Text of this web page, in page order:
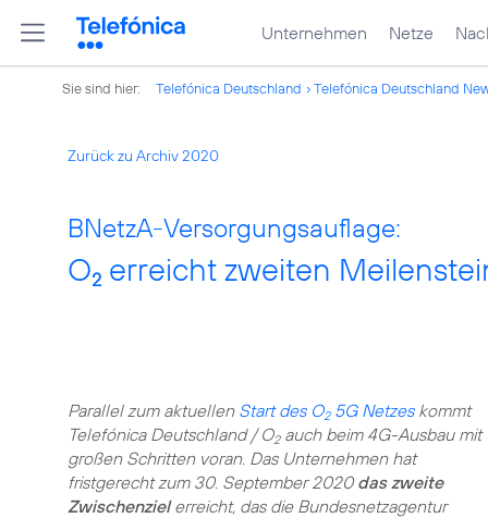
Unternehmen Netze
Sie sind hier: Telefónica Deutschland Telefónica Deutschland
Zurück zu Archiv 2020
BNetzA-Versorgungsauflage:
O2 erreicht zweiten
Parallel zum aktuellen Start des O25G Netzeskommt
Telefónica Deutschland / O2auch beim 4G-Ausbau mit
großen Schritten voran. Das Unternehmen hat
fristgerecht zum 30. September 2020 das zweite
Zwischenzielerreicht, das die Bundesnetzagentur